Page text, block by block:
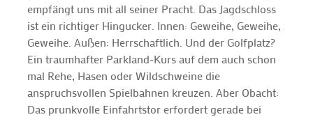
empfängt uns mit all seiner Pracht. Das Jagdschloss
ist ein richtiger Hingucker. Innen: Geweihe, Geweihe,
Geweihe. Außen: Herrschaftlich. Und der Golfplatz?
Ein traumhafter Parkland-Kurs auf dem auch schon
mal Rehe, Hasen oder Wildschweine die
anspruchsvollen Spielbahnen kreuzen. Aber Obacht:
Das prunkvolle Einfahrtstor erfordert gerade bei